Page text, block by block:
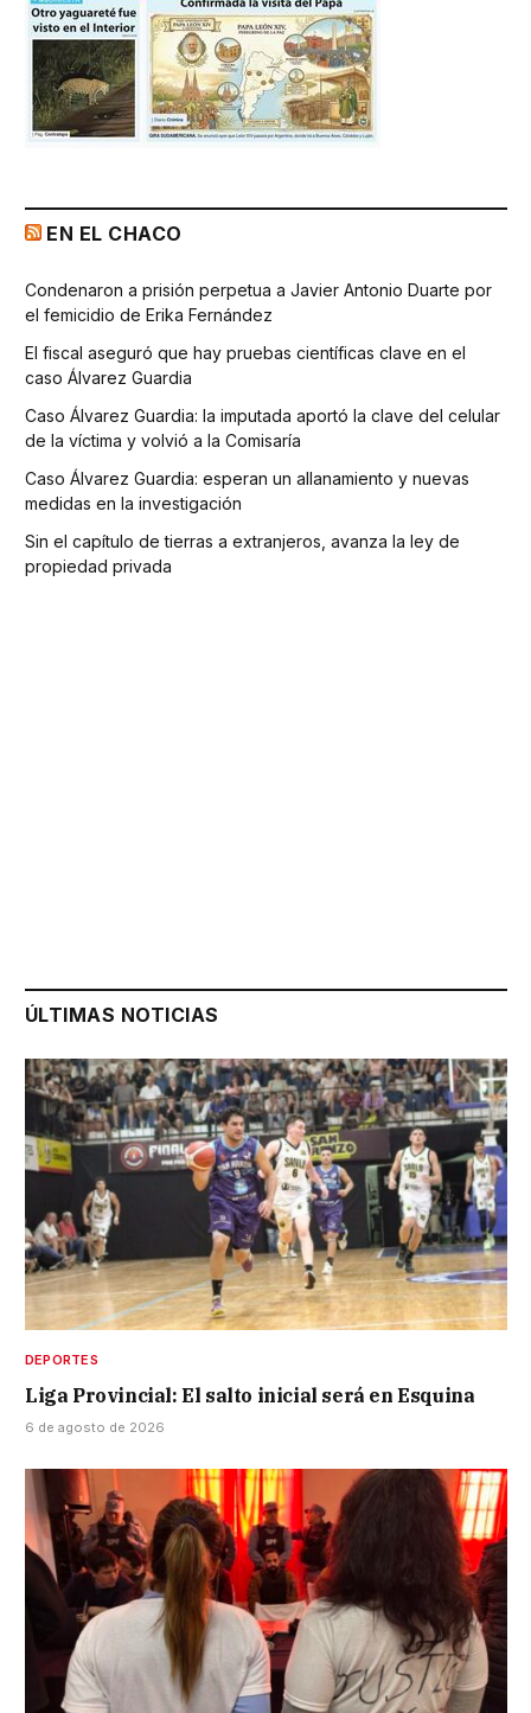
EN EL CHACO
Condenaron a prisión perpetua a Javier Antonio Duarte por
el femicidio de Erika Fernández
El fiscal aseguró que hay pruebas científicas clave en el
caso Álvarez Guardia
Caso Álvarez Guardia: la imputada aportó la clave del celular
de la víctima y volvió a la Comisaría
Caso Álvarez Guardia: esperan un allanamiento y nuevas
medidas en la investigación
Sin el capítulo de tierras a extranjeros, avanza la ley de
propiedad privada
ÚLTIMAS NOTICIAS
DEPORTES
Liga Provincial: El salto inicial será en Esquina
6 de agosto de 2026